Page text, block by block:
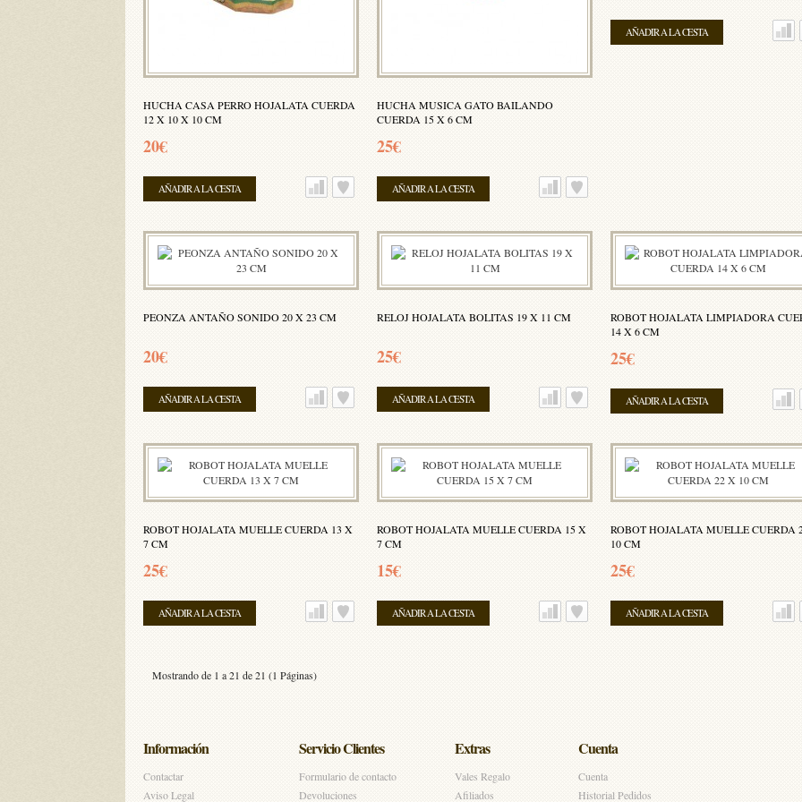
HUCHA CASA PERRO HOJALATA CUERDA
12 X 10 X 10 CM
20€
AÑADIR A LA CESTA
HUCHA MUSICA GATO BAILANDO
CUERDA 15 X 6 CM
25€
AÑADIR A LA CESTA
AÑADIR A LA CESTA
PEONZA ANTAÑO SONIDO 20 X 23 CM
20€
AÑADIR A LA CESTA
RELOJ HOJALATA BOLITAS 19 X 11 CM
25€
AÑADIR A LA CESTA
ROBOT HOJALATA LIMPIADORA
14 X 6 CM
25€
AÑADIR A LA CESTA
ROBOT HOJALATA MUELLE CUERDA 13 X
7 CM
25€
AÑADIR A LA CESTA
ROBOT HOJALATA MUELLE CUERDA 15 X
7 CM
15€
AÑADIR A LA CESTA
ROBOT HOJALATA MUELLE CUERDA
10 CM
25€
AÑADIR A LA CESTA
Mostrando de 1 a 21 de 21 (1 Páginas)
Información
Contactar
Aviso Legal
Servicio Clientes
Formulario de contacto
Devoluciones
Extras
Vales Regalo
Afiliados
Cuenta
Cuenta
Historial Pedidos